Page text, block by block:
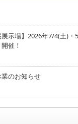
展示場】2026年7/4(土)
催！
のお知らせ